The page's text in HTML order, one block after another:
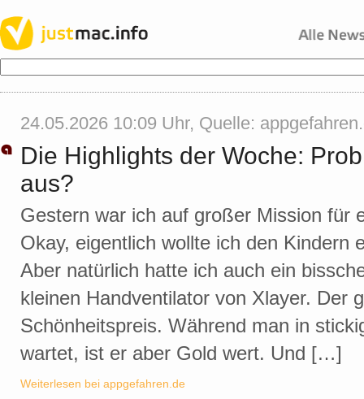
24.05.2026 10:09 Uhr, Quelle:
Die Highlights der Woche:
aus?
Gestern war ich auf großer Mission für
Okay, eigentlich wollte ich den Kindern
Aber natürlich hatte ich auch ein
kleinen Handventilator von Xlayer. Der
Schönheitspreis. Während man in
wartet, ist er aber Gold wert. Und […]
Weiterlesen bei appgefahren.de